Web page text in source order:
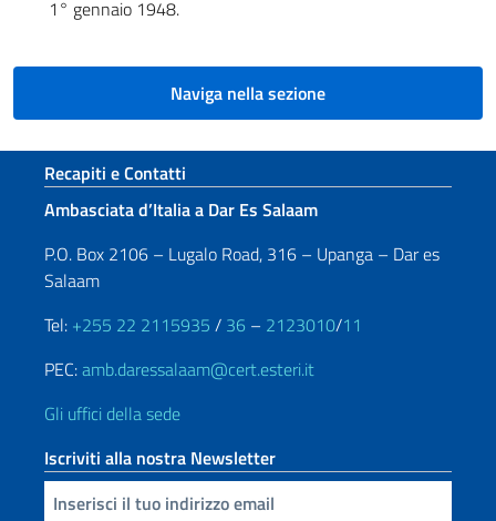
1° gennaio 1948.
Naviga nella sezione
Sezione footer
Recapiti e Contatti
Ambasciata d’Italia a Dar Es Salaam
P.O. Box 2106 – Lugalo Road, 316 – Upanga – Dar es
Salaam
Tel: +255 22 2115935 / 36 – 2123010/11
PEC:amb.daressalaam@cert.esteri.it
Gli uffici della sede
Iscriviti alla nostra Newsletter
Inserisci la tua email